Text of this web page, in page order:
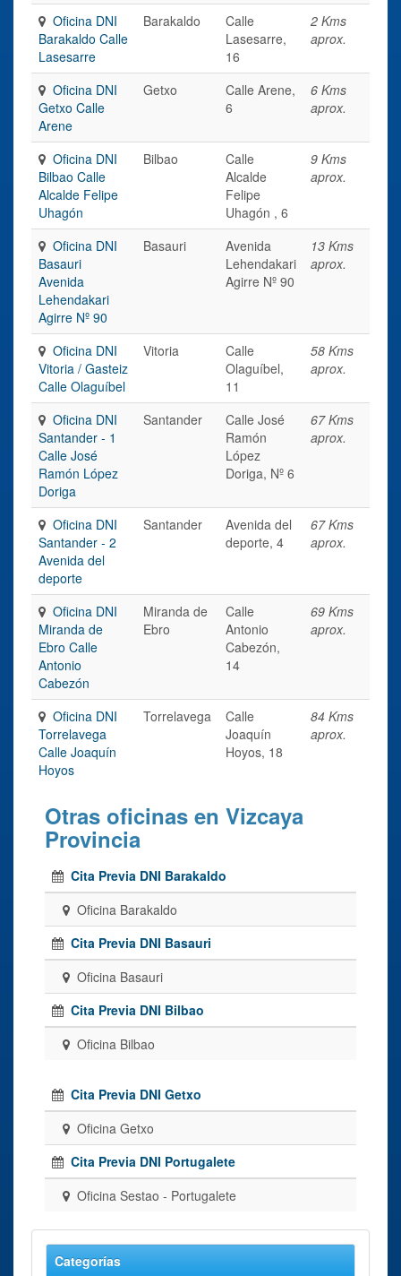
Oficina DNI
Barakaldo Calle
Lasesarre
Barakaldo
Calle
Lasesarre,
16
2 Kms
aprox.
Oficina DNI
Getxo Calle
Arene
Getxo
Calle Arene,
6
6 Kms
aprox.
Oficina DNI
Bilbao Calle
Alcalde Felipe
Uhagón
Bilbao
Calle
Alcalde
Felipe
Uhagón , 6
9 Kms
aprox.
Oficina DNI
Basauri
Avenida
Lehendakari
Agirre Nº 90
Basauri
Avenida
Lehendakari
Agirre Nº 90
13 Kms
aprox.
Oficina DNI
Vitoria / Gasteiz
Calle Olaguíbel
Vitoria
Calle
Olaguíbel,
11
58 Kms
aprox.
Oficina DNI
Santander - 1
Calle José
Ramón López
Doriga
Santander
Calle José
Ramón
López
Doriga, Nº 6
67 Kms
aprox.
Oficina DNI
Santander - 2
Avenida del
deporte
Santander
Avenida del
deporte, 4
67 Kms
aprox.
Oficina DNI
Miranda de
Ebro Calle
Antonio
Cabezón
Miranda de
Ebro
Calle
Antonio
Cabezón,
14
69 Kms
aprox.
Oficina DNI
Torrelavega
Calle Joaquín
Hoyos
Torrelavega
Calle
Joaquín
Hoyos, 18
84 Kms
aprox.
Otras oficinas en Vizcaya
Provincia
Cita Previa DNI Barakaldo
Oficina Barakaldo
Cita Previa DNI Basauri
Oficina Basauri
Cita Previa DNI Bilbao
Oficina Bilbao
Cita Previa DNI Getxo
Oficina Getxo
Cita Previa DNI Portugalete
Oficina Sestao - Portugalete
Categorías